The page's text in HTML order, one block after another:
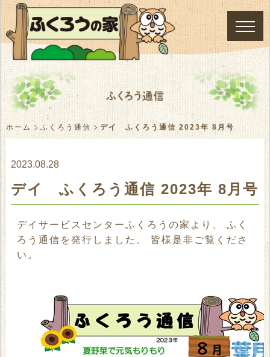
ホーム ふくろう通信 デイ ふくろう通信 2023年 8月号
2023.08.28
デイ ふくろう通信 2023年 8月号
デイサービスセンターふくろうの家より、 ふく
ろう通信を発行しました。 皆様是非ご覧くださ
い。